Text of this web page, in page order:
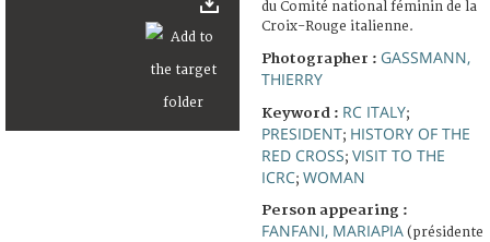
du Comité national féminin de la
Croix-Rouge italienne.
Photographer : GASSMANN,
THIERRY
Keyword : RC ITALY;
PRESIDENT; HISTORY OF THE
RED CROSS; VISIT TO THE
ICRC; WOMAN
Person appearing :
FANFANI, MARIAPIA (présidente